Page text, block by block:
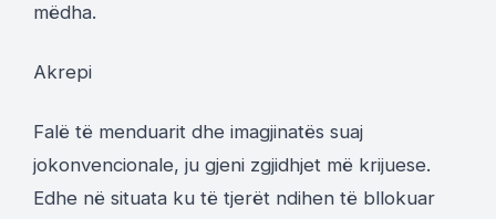
mëdha.
Akrepi
Falë të menduarit dhe imagjinatës suaj
jokonvencionale, ju gjeni zgjidhjet më krijuese.
Edhe në situata ku të tjerët ndihen të bllokuar